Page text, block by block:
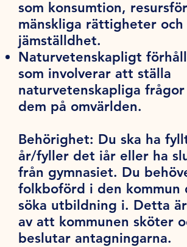
som konsumtion,
mänskliga rättigheter och
jämställdhet.
Naturvetenskapligt
som involverar att ställa
naturvetenskapliga
dem på omvärlden.
Behörighet: Du ska ha
år/fyller det iår eller ha
från gymnasiet. Du
folkboförd i den kommun
söka utbildning i. Detta
av att kommunen sköter
beslutar antagningarna.